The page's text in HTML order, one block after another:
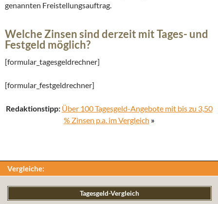
genannten Freistellungsauftrag.
Welche Zinsen sind derzeit mit Tages- und
Festgeld möglich?
[formular_tagesgeldrechner]
[formular_festgeldrechner]
Redaktionstipp: Über 100 Tagesgeld-Angebote mit bis zu 3,50
% Zinsen p.a. im Vergleich »
Vergleiche:
Tagesgeld-Vergleich